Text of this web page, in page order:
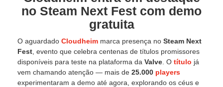
no Steam Next Fest com demo
gratuita
O aguardado Cloudheim marca presença no Steam Next
Fest , evento que celebra centenas de títulos promissores
disponíveis para teste na plataforma da Valve . O título já
vem chamando atenção — mais de 25.000 players
experimentaram a demo até agora, explorando os céus e